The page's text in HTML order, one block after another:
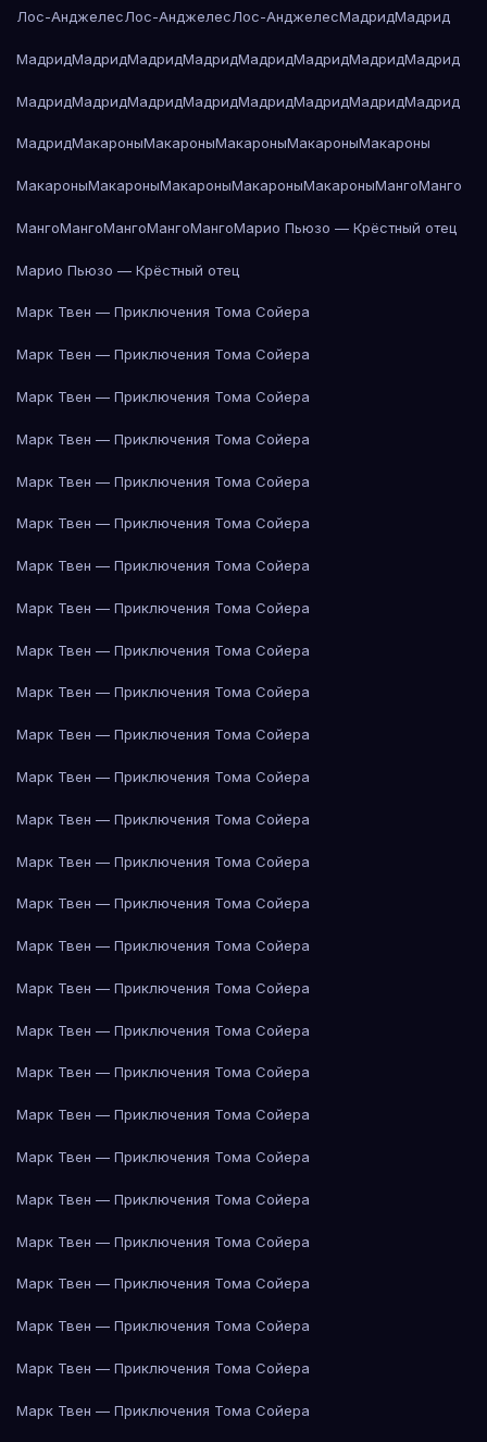
Лос-АнджелесЛос-АнджелесЛос-АнджелесМадридМадрид
МадридМадридМадридМадридМадридМадридМадридМадрид
МадридМадридМадридМадридМадридМадридМадридМадрид
МадридМакароныМакароныМакароныМакароныМакароны
МакароныМакароныМакароныМакароныМакароныМангоМанго
МангоМангоМангоМангоМангоМарио Пьюзо — Крёстный отец
Марио Пьюзо — Крёстный отец
Марк Твен — Приключения Тома Сойера
Марк Твен — Приключения Тома Сойера
Марк Твен — Приключения Тома Сойера
Марк Твен — Приключения Тома Сойера
Марк Твен — Приключения Тома Сойера
Марк Твен — Приключения Тома Сойера
Марк Твен — Приключения Тома Сойера
Марк Твен — Приключения Тома Сойера
Марк Твен — Приключения Тома Сойера
Марк Твен — Приключения Тома Сойера
Марк Твен — Приключения Тома Сойера
Марк Твен — Приключения Тома Сойера
Марк Твен — Приключения Тома Сойера
Марк Твен — Приключения Тома Сойера
Марк Твен — Приключения Тома Сойера
Марк Твен — Приключения Тома Сойера
Марк Твен — Приключения Тома Сойера
Марк Твен — Приключения Тома Сойера
Марк Твен — Приключения Тома Сойера
Марк Твен — Приключения Тома Сойера
Марк Твен — Приключения Тома Сойера
Марк Твен — Приключения Тома Сойера
Марк Твен — Приключения Тома Сойера
Марк Твен — Приключения Тома Сойера
Марк Твен — Приключения Тома Сойера
Марк Твен — Приключения Тома Сойера
Марк Твен — Приключения Тома Сойера